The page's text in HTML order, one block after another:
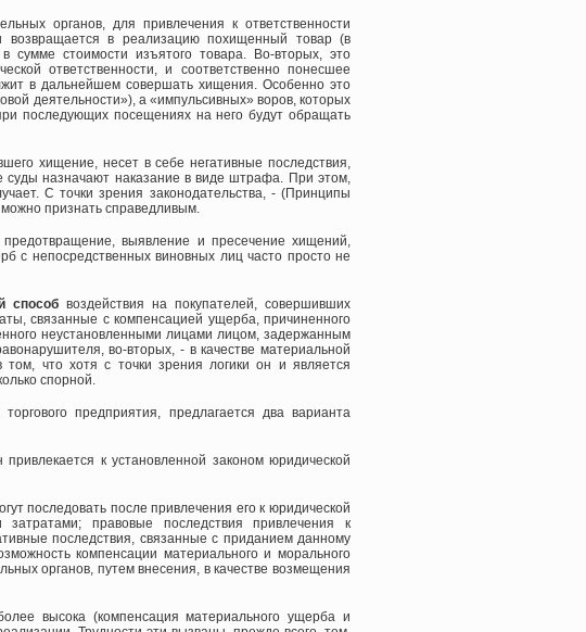
органов, для привлечения к ответственности
возвращается в реализацию похищенный товар (в
стоимости изъятого товара. Во-вторых, это
ответственности, и соответственно понесшее
в дальнейшем совершать хищения. Особенно это
деятельности»), а «импульсивных» воров, которых
последующих посещениях на него будут обращать
хищение, несет в себе негативные последствия,
назначают наказание в виде штрафа. При этом,
С точки зрения законодательства, - (Принципы
можно признать справедливым.
выявление и пресечение хищений,
с непосредственных виновных лиц часто просто не
способвоздействия на покупателей, совершивших
связанные с компенсацией ущерба, причиненного
неустановленными лицами лицом, задержанным
во-вторых, - в качестве материальной
том, что хотя с точки зрения логики он и является
спорной.
предприятия, предлагается два варианта
к установленной законом юридической
последовать после привлечения его к юридической
затратами; правовые последствия привлечения к
последствия, связанные с приданием данному
компенсации материального и морального
органов, путем внесения, в качестве возмещения
высока (компенсация материального ущерба и